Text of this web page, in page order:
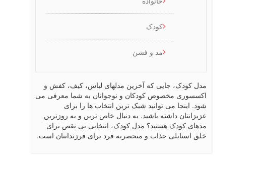
کودک
مد و فشن
مدل کودک، جایی که آخرین مدلهای لباس، کیف، کفش و
اکسسوری مخصوص کودکان و نوجوانان به شما معرفی می
شود. اینجا می توانید شیک ترین انتخاب ها را برای
عزیزانتان داشته باشید. به دنبال خاص ترین و به روزترین
مدهای کودک هستید؟ مدل کودک، انتخابی بی نقص برای
خلق استایلی جذاب و منحصربه فرد برای فرزندانتان است.